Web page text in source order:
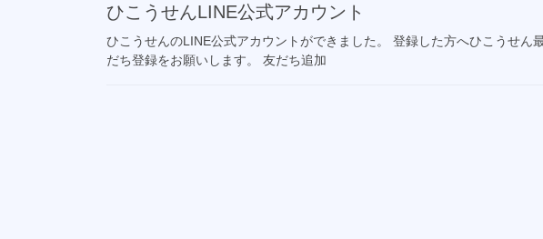
ひこうせんLINE公式アカウント
ひこうせんのLINE公式アカウントができました。 登録した方へひこうせん
だち登録をお願いします。 友だち追加